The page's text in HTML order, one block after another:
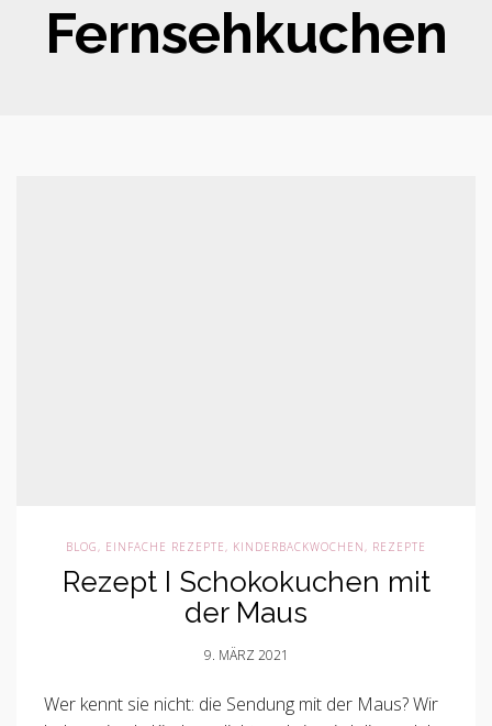
Fernsehkuchen
BLOG, EINFACHE REZEPTE, KINDERBACKWOCHEN, REZEPTE
Rezept I Schokokuchen mit
der Maus
9. MÄRZ 2021
Wer kennt sie nicht: die Sendung mit der Maus? Wir